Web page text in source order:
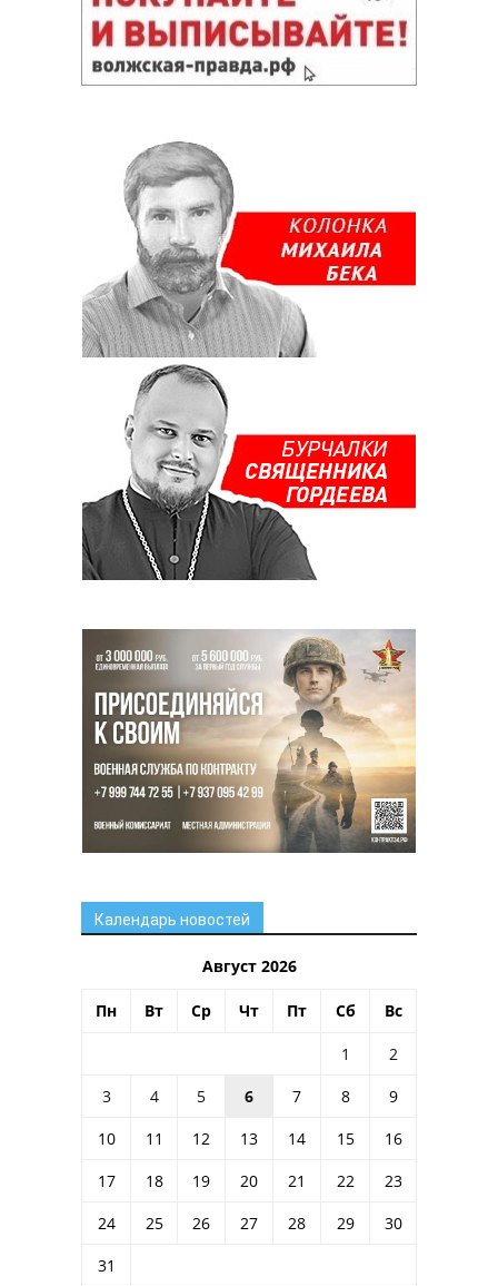
Календарь новостей
Август 2026
Пн Вт Ср Чт Пт Сб Вс
1
2
3
4 5 6 7 8
9
10
11 12 13 14 15
16
17
18 19 20 21 22
23
24
25 26 27 28 29
30
31